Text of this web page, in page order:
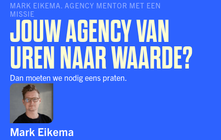
MARK EIKEMA. AGENCY MENTOR MET EEN
MISSIE
JOUW AGENCY VAN
UREN NAAR WAARDE?
Dan moeten we nodig eens praten.
Mark Eikema